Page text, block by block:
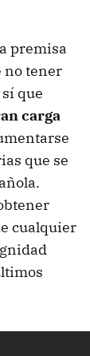
premisa
no tener
que
carga
que se
cualquier